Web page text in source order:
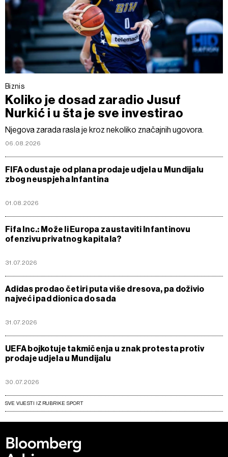
Biznis
Koliko je dosad zaradio Jusuf
Nurkić i u šta je sve investirao
Njegova zarada rasla je kroz nekoliko značajnih ugovora.
06.08.2026
FIFA odustaje od plana prodaje udjela u Mundijalu
zbog neuspjeha Infantina
01.08.2026
Fifa Inc.: Može li Europa zaustaviti Infantinovu
ofenzivu privatnog kapitala?
31.07.2026
Adidas prodao četiri puta više dresova, pa doživio
najveći pad dionica do sada
31.07.2026
UEFA bojkotuje takmičenja u znak protesta protiv
prodaje udjela u Mundijalu
30.07.2026
SVE VIJESTI IZ RUBRIKE SPORT